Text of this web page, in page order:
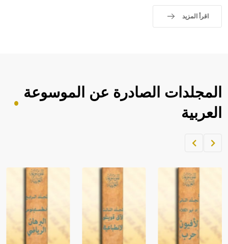
اقرأ المزيد
المجلدات الصادرة عن الموسوعة
العربية